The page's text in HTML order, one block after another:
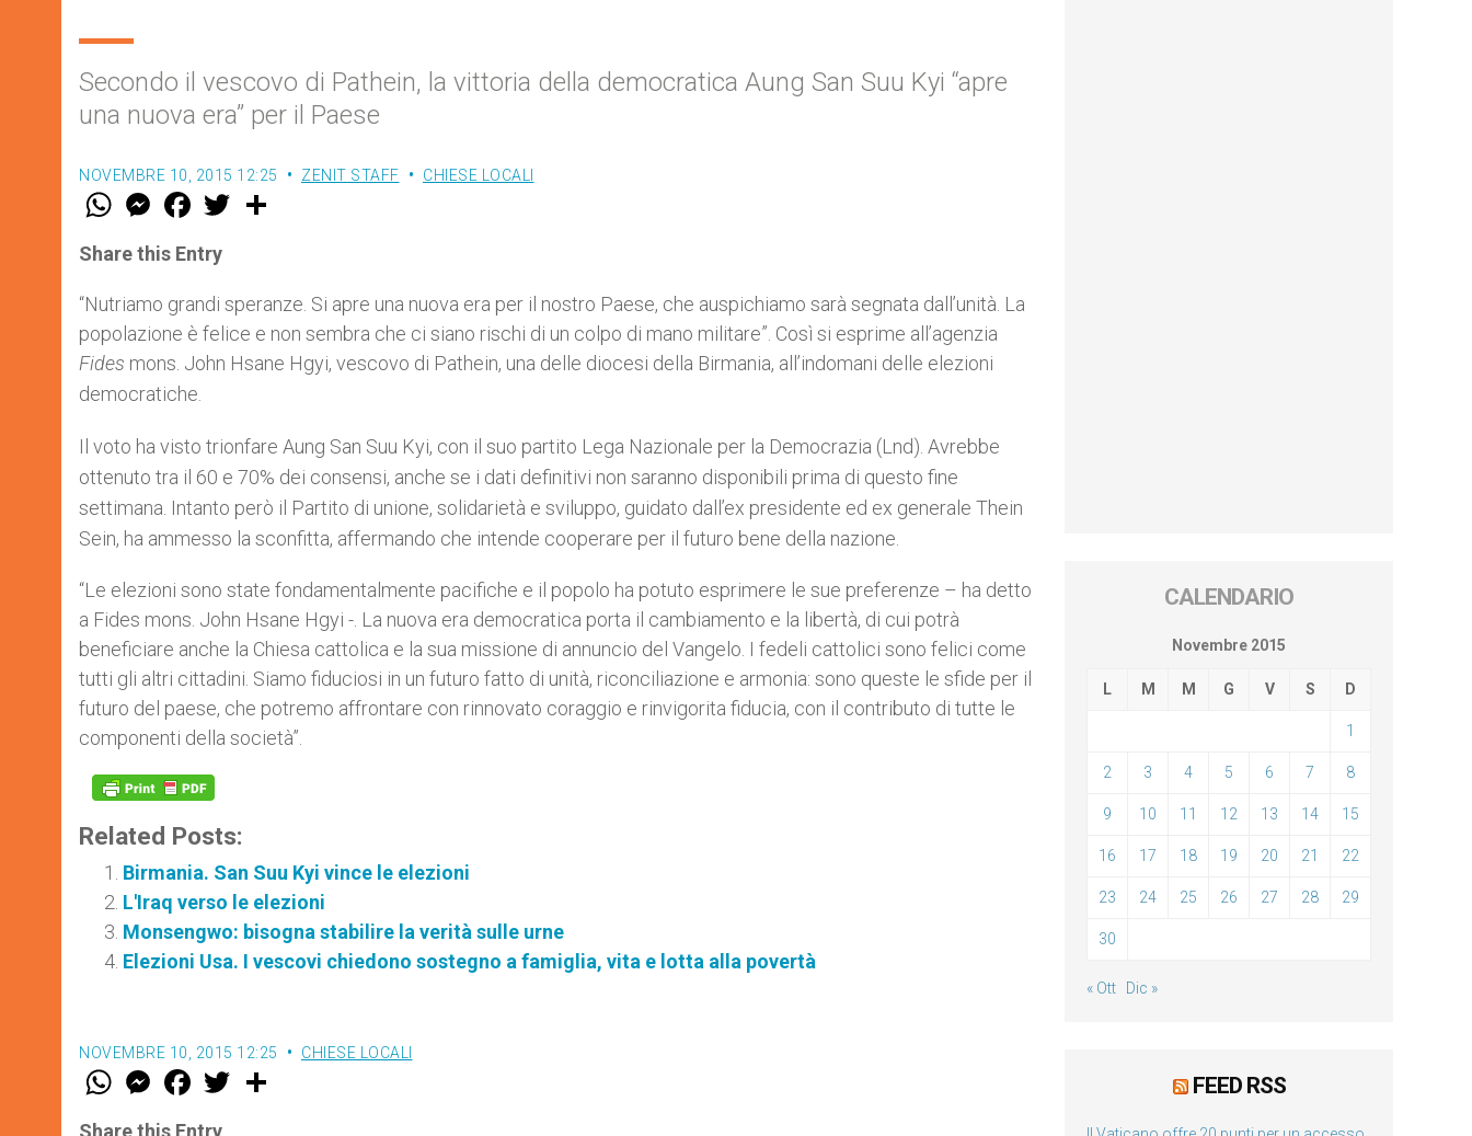
Secondo il vescovo di Pathein, la vittoria della democratica Aung San Suu Kyi “apre
una nuova era” per il Paese
NOVEMBRE 10, 2015 12:25 ZENIT STAFF CHIESE LOCALI
W
t
s
p
p
M
e
s
e
g
e
r
F
a
e
b
o
k
w
r
Share this Entry
“Nutriamo grandi speranze. Si apre una nuova era per il nostro Paese, che auspichiamo sarà segnata dall’unità. La
popolazione è felice e non sembra che ci siano rischi di un colpo di mano militare”. Così si esprime all’agenzia
Fides mons. John Hsane Hgyi, vescovo di Pathein, una delle diocesi della Birmania, all’indomani delle elezioni
democratiche.
Il voto ha visto trionfare Aung San Suu Kyi, con il suo partito Lega Nazionale per la Democrazia (Lnd). Avrebbe
ottenuto tra il 60 e 70% dei consensi, anche se i dati definitivi non saranno disponibili prima di questo fine
settimana. Intanto però il Partito di unione, solidarietà e sviluppo, guidato dall’ex presidente ed ex generale Thein
Sein, ha ammesso la sconfitta, affermando che intende cooperare per il futuro bene della nazione.
“Le elezioni sono state fondamentalmente pacifiche e il popolo ha potuto esprimere le sue preferenze – ha detto
a Fides mons. John Hsane Hgyi -. La nuova era democratica porta il cambiamento e la libertà, di cui potrà
beneficiare anche la Chiesa cattolica e la sua missione di annuncio del Vangelo. I fedeli cattolici sono felici come
tutti gli altri cittadini. Siamo fiduciosi in un futuro fatto di unità, riconciliazione e armonia: sono queste le sfide per il
futuro del paese, che potremo affrontare con rinnovato coraggio e rinvigorita fiducia, con il contributo di tutte le
componenti della società”.
Related Posts:
Birmania. San Suu Kyi vince le elezioni
L'Iraq verso le elezioni
Monsengwo: bisogna stabilire la verità sulle urne
Elezioni Usa. I vescovi chiedono sostegno a famiglia, vita e lotta alla povertà
NOVEMBRE 10, 2015 12:25 CHIESE LOCALI
W
t
M
e
s
F
a
e
w
CALENDARIO
Novembre 2015
L M M G V S D
1
2 3 4 5 6 7 8
9 10 11 12 13 14 15
16 17 18 19 20 21 22
23 24 25 26 27 28 29
30
« Ott Dic »
FEED RSS